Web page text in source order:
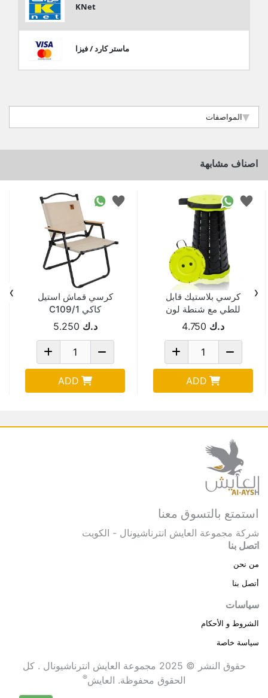
KNet
ماستر كارد / فيزا
المواصفات
اصناف مشابهة
كرسي بلاستيك قابل
للطي مع شنطة لون
اصفر TS-YB
د.ك 4.750
ADD
كرسي قماش استيل
كاكي C109/1
د.ك 5.250
ADD
‹
›
استمتع بالتسوق معنا
شركة مجموعة العايش انترناشيونال - الكويت
اتصل بنا
من نحن
أتصل بنا
سياسات
الشروط و الأحكام
سياسة خاصة
حقوق النشر © 2025 مجموعة العايش انترناشيونال . كل
الحقوق محفوظة. العايش®